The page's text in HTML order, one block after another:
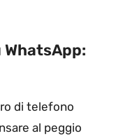
di telefono
al peggio